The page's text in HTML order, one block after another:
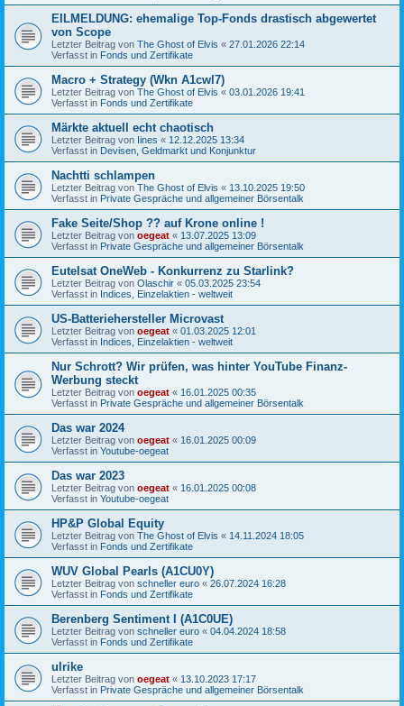
EILMELDUNG: ehemalige Top-Fonds drastisch abgewertet
von Scope
Letzter Beitrag von The Ghost of Elvis « 27.01.2026 22:14
Verfasst in Fonds und Zertifikate
Macro + Strategy (Wkn A1cwl7)
Letzter Beitrag von The Ghost of Elvis « 03.01.2026 19:41
Verfasst in Fonds und Zertifikate
Märkte aktuell echt chaotisch
Letzter Beitrag von Iines « 12.12.2025 13:34
Verfasst in Devisen, Geldmarkt und Konjunktur
Nachtti schlampen
Letzter Beitrag von The Ghost of Elvis « 13.10.2025 19:50
Verfasst in Private Gespräche und allgemeiner Börsentalk
Fake Seite/Shop ?? auf Krone online !
Letzter Beitrag von oegeat « 13.07.2025 13:09
Verfasst in Private Gespräche und allgemeiner Börsentalk
Eutelsat OneWeb - Konkurrenz zu Starlink?
Letzter Beitrag von Olaschir « 05.03.2025 23:54
Verfasst in Indices, Einzelaktien - weltweit
US-Batteriehersteller Microvast
Letzter Beitrag von oegeat « 01.03.2025 12:01
Verfasst in Indices, Einzelaktien - weltweit
Nur Schrott? Wir prüfen, was hinter YouTube Finanz-
Werbung steckt
Letzter Beitrag von oegeat « 16.01.2025 00:35
Verfasst in Private Gespräche und allgemeiner Börsentalk
Das war 2024
Letzter Beitrag von oegeat « 16.01.2025 00:09
Verfasst in Youtube-oegeat
Das war 2023
Letzter Beitrag von oegeat « 16.01.2025 00:08
Verfasst in Youtube-oegeat
HP&P Global Equity
Letzter Beitrag von The Ghost of Elvis « 14.11.2024 18:05
Verfasst in Fonds und Zertifikate
WUV Global Pearls (A1CU0Y)
Letzter Beitrag von schneller euro « 26.07.2024 16:28
Verfasst in Fonds und Zertifikate
Berenberg Sentiment I (A1C0UE)
Letzter Beitrag von schneller euro « 04.04.2024 18:58
Verfasst in Fonds und Zertifikate
ulrike
Letzter Beitrag von oegeat « 13.10.2023 17:17
Verfasst in Private Gespräche und allgemeiner Börsentalk